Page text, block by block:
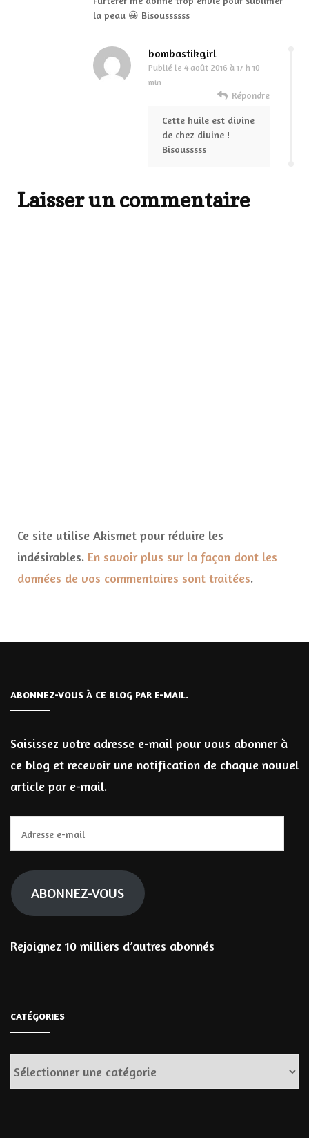
la peau 😀 Bisoussssss
bombastikgirl
Publié le 4 août 2016 à 17 h 10
min
Répondre
Cette huile est divine
de chez divine !
Bisousssss
Laisser un commentaire
Ce site utilise Akismet pour réduire les
indésirables. En savoir plus sur la façon dont les
données de vos commentaires sont traitées.
ABONNEZ-VOUS À CE BLOG PAR E-MAIL.
Saisissez votre adresse e-mail pour vous abonner à
ce blog et recevoir une notification de chaque nouvel
article par e-mail.
e-
mail
ABONNEZ-VOUS
Rejoignez 10 milliers d’autres abonnés
CATÉGORIES
Catégories